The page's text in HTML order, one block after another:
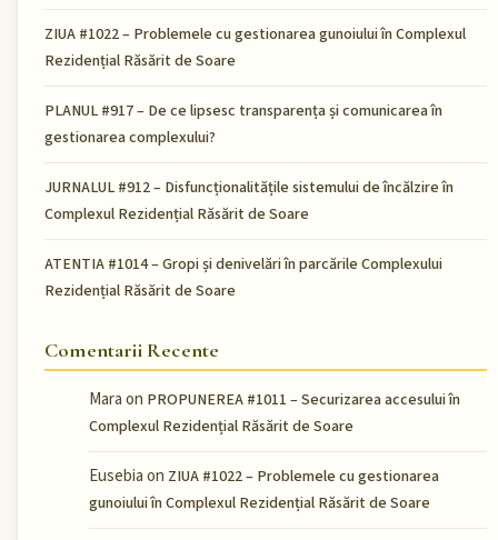
ZIUA #1022 – Problemele cu gestionarea gunoiului în Complexul
Rezidențial Răsărit de Soare
PLANUL #917 – De ce lipsesc transparența și comunicarea în
gestionarea complexului?
JURNALUL #912 – Disfuncționalitățile sistemului de încălzire în
Complexul Rezidențial Răsărit de Soare
ATENTIA #1014 – Gropi și denivelări în parcările Complexului
Rezidențial Răsărit de Soare
Comentarii Recente
Maraon PROPUNEREA #1011 – Securizarea accesului în
Complexul Rezidențial Răsărit de Soare
Eusebiaon ZIUA #1022 – Problemele cu gestionarea
gunoiului în Complexul Rezidențial Răsărit de Soare